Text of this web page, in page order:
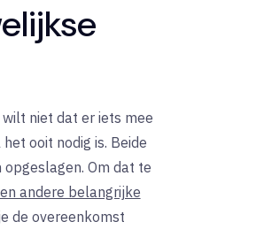
niet dat er iets mee
ooit nodig is. Beide
Om dat te
andere belangrijke
de overeenkomst